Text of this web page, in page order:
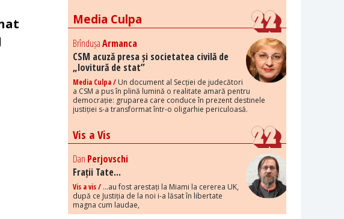
Media Culpa
BrîndușaArmanca
CSM acuză presa și societatea civilă de
„lovitură de stat”
Media Culpa / Un document al Secției de judecători
a CSM a pus în plină lumină o realitate amară pentru
democrație: gruparea care conduce în prezent destinele
justiției s-a transformat într-o oligarhie periculoasă.
Vis a Vis
Dan Perjovschi
Frații Tate...
Vis a vis / ...au fost arestați la Miami la cererea UK,
după ce Justiția de la noi i-a lăsat în libertate
magna cum laudae,